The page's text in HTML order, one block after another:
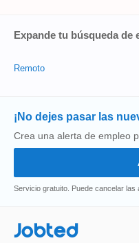
Expande tu búsqueda de
Remoto
¡No dejes pasar las
Crea una alerta de empleo
Servicio gratuito. Puede cancelar
Jobted